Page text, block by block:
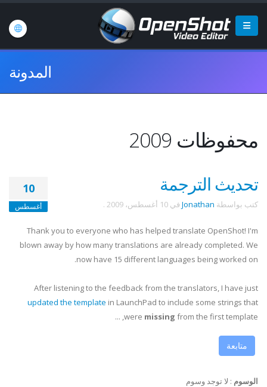
المدونة
محفوظات 2009
10
أغسطس
تحديث الترجمة
كتب بواسطة Jonathan في 10 أغسطس، 2009 .
Thank you to everyone who has helped translate OpenShot! I'm
blown away by how many translations are already completed. We
now have 15 different languages being worked on.
After listening to the feedback from the translators, I have just
updated the template in LaunchPad to include some strings that
were missing from the first template, ...
متابعة
الوسوم : لا توجد وسوم